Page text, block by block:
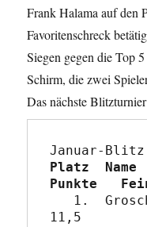
Frank Halama auf den
Favoritenschreck
Siegen gegen die Top
Schirm, die zwei
Das nächste
Platz  Name
Punkte
11,5